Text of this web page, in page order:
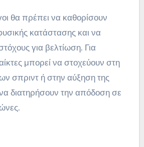
θα πρέπει να καθορίσουν
κατάστασης και να
για βελτίωση. Για
μπορεί να στοχεύουν στη
σπριντ ή στην αύξηση της
διατηρήσουν την απόδοση σε